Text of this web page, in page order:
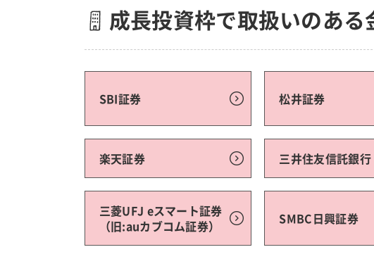
成長投資枠で取扱いのある
SBI証券 松井証券
楽天証券 三井住友信託銀行
三菱UFJ eスマート証券
（旧:auカブコム証券）
SMBC日興証券